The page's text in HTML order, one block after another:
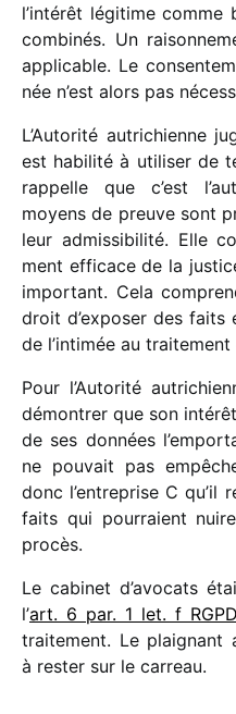
l’intérêt légi­time comme
combi­nés. Un
appli­cable. Le
née n’est alors pas
L’Autorité autri­chienne
est habi­lité à utili­ser de
rappelle que c’est
moyens de preuve sont
leur admis­si­bi­lité. Elle
ment effi­cace de la
impor­tant. Cela
droit d’exposer des
de l’intimée au
Pour l’Autorité
démon­trer que son
de ses données
ne pouvait pas
donc l’entreprise C qu’il
faits qui pour­raient
procès.
Le cabi­net d’avocats
l’art. 6 par. 1 let. f RGPD
trai­te­ment. Le plai­gnant
à rester sur le carreau.